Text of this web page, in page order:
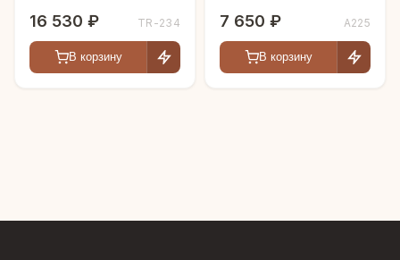
16 530 ₽ TR-234
В корзину
7 650 ₽ A225
В корзину